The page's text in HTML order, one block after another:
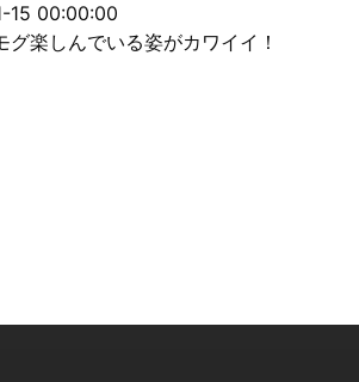
15 00:00:00
楽しんでいる姿がカワイイ！